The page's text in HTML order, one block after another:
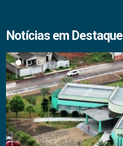
Notícias em Destaque